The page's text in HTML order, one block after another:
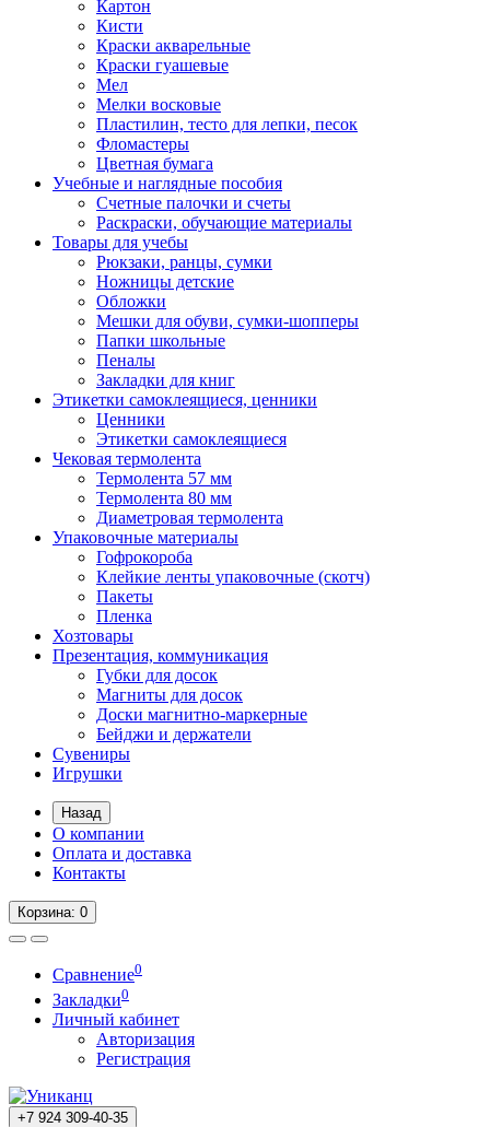
Картон
Кисти
Краски акварельные
Краски гуашевые
Мел
Мелки восковые
Пластилин, тесто для лепки, песок
Фломастеры
Цветная бумага
Учебные и наглядные пособия
Счетные палочки и счеты
Раскраски, обучающие материалы
Товары для учебы
Рюкзаки, ранцы, сумки
Ножницы детские
Обложки
Мешки для обуви, сумки-шопперы
Папки школьные
Пеналы
Закладки для книг
Этикетки самоклеящиеся, ценники
Ценники
Этикетки самоклеящиеся
Чековая термолента
Термолента 57 мм
Термолента 80 мм
Диаметровая термолента
Упаковочные материалы
Гофрокороба
Клейкие ленты упаковочные (скотч)
Пакеты
Пленка
Хозтовары
Презентация, коммуникация
Губки для досок
Магниты для досок
Доски магнитно-маркерные
Бейджи и держатели
Сувениры
Игрушки
Назад
О компании
Оплата и доставка
Контакты
Корзина: 0
Сравнение0
Закладки0
Личный кабинет
Авторизация
Регистрация
+7 924 309-40-35